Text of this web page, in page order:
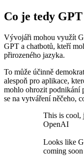
Co je tedy
Vývojáři mohou využít
GPT a chatbotů, kteří
přirozeného jazyka.
To může účinně
alespoň pro aplikace,
mohlo ohrozit podnikání
se na vytváření něčeho,
This is cool,
OpenAI
Looks like
coming soon